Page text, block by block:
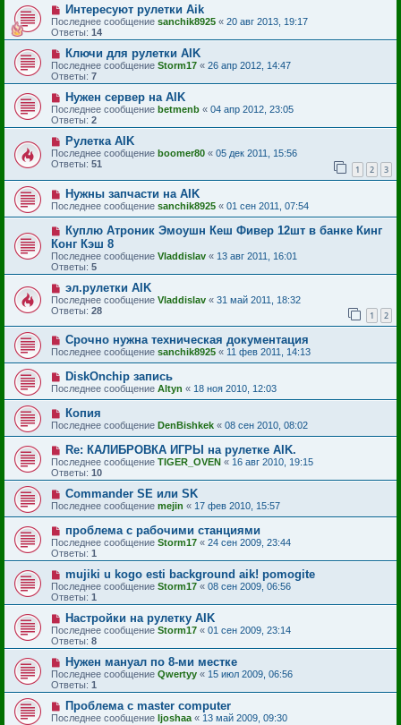
Интересуют рулетки Aik
Последнее сообщение sanchik8925 « 20 авг 2013, 19:17
Ответы: 14
Ключи для рулетки AIK
Последнее сообщение Storm17 « 26 апр 2012, 14:47
Ответы: 7
Нужен сервер на AIK
Последнее сообщение betmenb « 04 апр 2012, 23:05
Ответы: 2
Рулетка AIK
Последнее сообщение boomer80 « 05 дек 2011, 15:56
Ответы: 51 1 2 3
Нужны запчасти на AIK
Последнее сообщение sanchik8925 « 01 сен 2011, 07:54
Куплю Атроник Эмоушн Кеш Фивер 12шт в банке Кинг
Конг Кэш 8
Последнее сообщение Vladdislav « 13 авг 2011, 16:01
Ответы: 5
эл.рулетки AIK
Последнее сообщение Vladdislav « 31 май 2011, 18:32
Ответы: 28 1 2
Срочно нужна техническая документация
Последнее сообщение sanchik8925 « 11 фев 2011, 14:13
DiskOnchip запись
Последнее сообщение Altyn « 18 ноя 2010, 12:03
Копия
Последнее сообщение DenBishkek « 08 сен 2010, 08:02
Re: КАЛИБРОВКА ИГРЫ на рулетке AIK.
Последнее сообщение TIGER_OVEN « 16 авг 2010, 19:15
Ответы: 10
Commander SE или SK
Последнее сообщение mejin « 17 фев 2010, 15:57
проблема с рабочими станциями
Последнее сообщение Storm17 « 24 сен 2009, 23:44
Ответы: 1
mujiki u kogo esti background aik! pomogite
Последнее сообщение Storm17 « 08 сен 2009, 06:56
Ответы: 1
Настройки на рулетку AIK
Последнее сообщение Storm17 « 01 сен 2009, 23:14
Ответы: 8
Нужен мануал по 8-ми местке
Последнее сообщение Qwertyy « 15 июл 2009, 06:56
Ответы: 1
Проблема с master computer
Последнее сообщение ljoshaa « 13 май 2009, 09:30